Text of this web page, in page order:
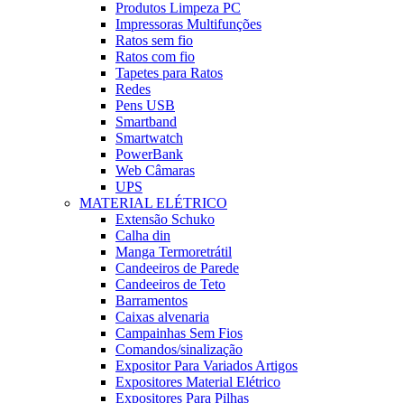
Produtos Limpeza PC
Impressoras Multifunções
Ratos sem fio
Ratos com fio
Tapetes para Ratos
Redes
Pens USB
Smartband
Smartwatch
PowerBank
Web Câmaras
UPS
MATERIAL ELÉTRICO
Extensão Schuko
Calha din
Manga Termoretrátil
Candeeiros de Parede
Candeeiros de Teto
Barramentos
Caixas alvenaria
Campainhas Sem Fios
Comandos/sinalização
Expositor Para Variados Artigos
Expositores Material Elétrico
Expositores Para Pilhas